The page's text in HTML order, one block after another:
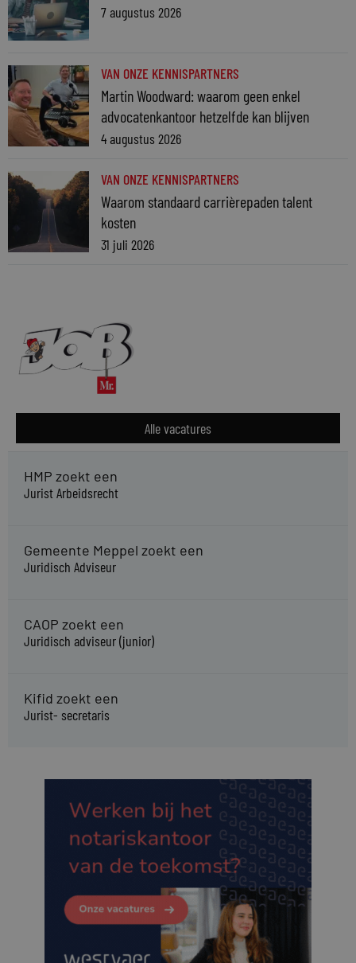
7 augustus 2026
VAN ONZE KENNISPARTNERS
Martin Woodward: waarom geen enkel
advocatenkantoor hetzelfde kan blijven
4 augustus 2026
VAN ONZE KENNISPARTNERS
Waarom standaard carrièrepaden talent
kosten
31 juli 2026
Alle vacatures
HMP zoekt een
Jurist Arbeidsrecht
Gemeente Meppel zoekt een
Juridisch Adviseur
CAOP zoekt een
Juridisch adviseur (junior)
Kifid zoekt een
Jurist- secretaris